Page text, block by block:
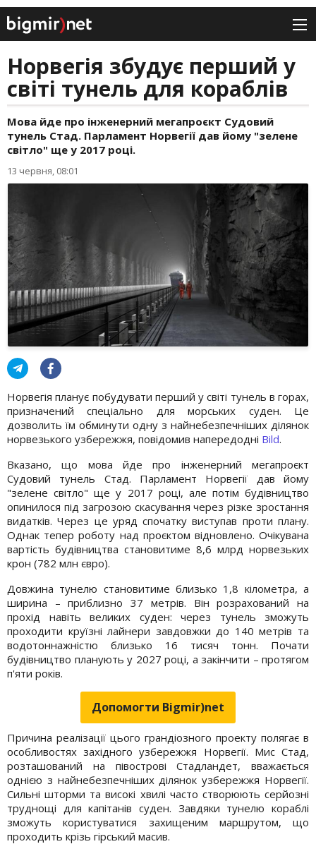
Норвегія збудує перший у
світі тунель для кораблів
Мова йде про інженерний мегапроєкт Судовий
тунель Стад. Парламент Норвегії дав йому "зелене
світло" ще у 2017 році.
13 червня, 08:01
Норвегія планує побудувати перший у світі тунель в горах,
призначений спеціально для морських суден. Це
дозволить їм обминути одну з найнебезпечніших ділянок
норвезького узбережжя, повідомив напередодні Bild.
Вказано, що мова йде про інженерний мегапроєкт
Судовий тунель Стад. Парламент Норвегії дав йому
"зелене світло" ще у 2017 році, але потім будівництво
опинилося під загрозою скасування через різке зростання
видатків. Через це уряд спочатку виступав проти плану.
Однак тепер роботу над проєктом відновлено. Очікувана
вартість будівництва становитиме 8,6 млрд норвезьких
крон (782 млн євро).
Довжина тунелю становитиме близько 1,8 кілометра, а
ширина – приблизно 37 метрів. Він розрахований на
прохід навіть великих суден: через тунель зможуть
проходити круїзні лайнери завдовжки до 140 метрів та
водотоннажністю близько 16 тисяч тонн. Почати
будівництво планують у 2027 році, а закінчити – протягом
п'яти років.
Допомогти Bigmir)net
Причина реалізації цього грандіозного проекту полягає в
особливостях західного узбережжя Норвегії. Мис Стад,
розташований на півострові Стадландет, вважається
однією з найнебезпечніших ділянок узбережжя Норвегії.
Сильні шторми та високі хвилі часто створюють серйозні
труднощі для капітанів суден. Завдяки тунелю кораблі
зможуть користуватися захищеним маршрутом, що
проходить крізь гірський масив.